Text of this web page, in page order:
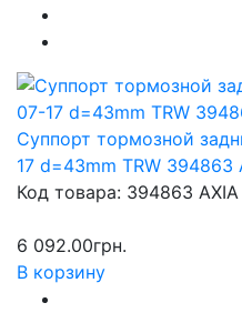
Суппорт тормозной
17 d=43mm TRW 394863
Код товара: 394863
6 092.00грн.
В корзину